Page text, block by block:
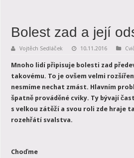
Bolest zad a její
Vojtěch Sedláček 10.11.2016
Mnoho lidí připisuje bolesti zad
takovému. To je ovšem velmi
nesmíme nechat zmást. Hlavním
špatně prováděné cviky. Ty bývají
s velkou zátěží a svou roli zde hraje
rozehřátí svalstva.
Choďme